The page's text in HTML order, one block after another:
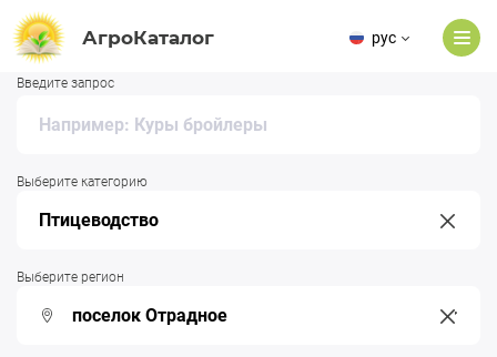
АгроКаталог рус
Введите запрос
Выберите категорию
Выберите регион